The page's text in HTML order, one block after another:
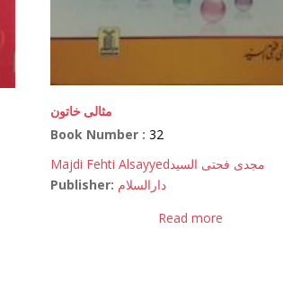
مثالی خاتون
Book Number :32
Majdi Fehti Alsayyedمجدی فحتی السید
Publisher: دارالسلام
Read more